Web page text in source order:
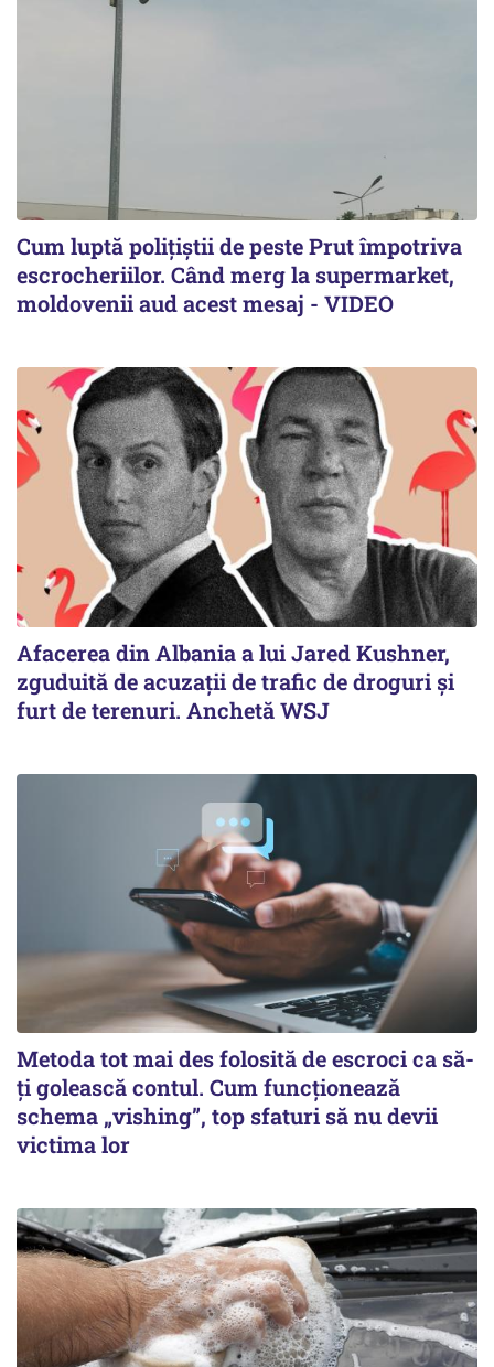
Cum luptă polițiștii de peste Prut împotriva
escrocheriilor. Când merg la supermarket,
moldovenii aud acest mesaj - VIDEO
Afacerea din Albania a lui Jared Kushner,
zguduită de acuzații de trafic de droguri și
furt de terenuri. Anchetă WSJ
Metoda tot mai des folosită de escroci ca să-
ți golească contul. Cum funcționează
schema „vishing”, top sfaturi să nu devii
victima lor